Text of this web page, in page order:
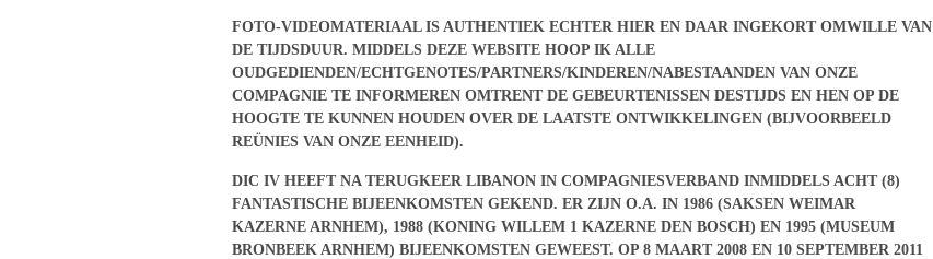
FOTO-VIDEOMATERIAAL IS AUTHENTIEK ECHTER HIER EN DAAR INGEKORT OMWILLE VAN
DE TIJDSDUUR. MIDDELS DEZE WEBSITE HOOP IK ALLE
OUDGEDIENDEN/ECHTGENOTES/PARTNERS/KINDEREN/NABESTAANDEN VAN ONZE
COMPAGNIE TE INFORMEREN OMTRENT DE GEBEURTENISSEN DESTIJDS EN HEN OP DE
HOOGTE TE KUNNEN HOUDEN OVER DE LAATSTE ONTWIKKELINGEN (BIJVOORBEELD
REÜNIES VAN ONZE EENHEID).
DIC IV HEEFT NA TERUGKEER LIBANON IN COMPAGNIESVERBAND INMIDDELS ACHT (8)
FANTASTISCHE BIJEENKOMSTEN GEKEND. ER ZIJN O.A. IN 1986 (SAKSEN WEIMAR
KAZERNE ARNHEM), 1988 (KONING WILLEM 1 KAZERNE DEN BOSCH) EN 1995 (MUSEUM
BRONBEEK ARNHEM) BIJEENKOMSTEN GEWEEST. OP 8 MAART 2008 EN 10 SEPTEMBER 2011